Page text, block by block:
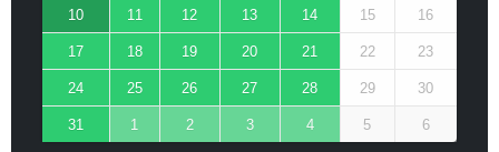
10 11 12 13 14 15 16
17 18 19 20 21 22 23
24 25 26 27 28 29 30
31 1 2 3 4 5 6